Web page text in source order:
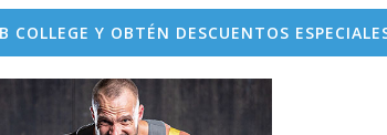
COLLEGE Y OBTÉN DESCUENTOS